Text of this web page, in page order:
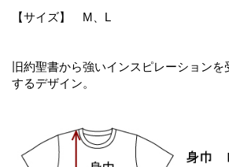
【サイズ】 M、L
旧約聖書から強いインスピレーション
するデザイン。